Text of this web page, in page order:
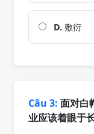
D. 敷衍
Câu 3: 面对白
业应该着眼于